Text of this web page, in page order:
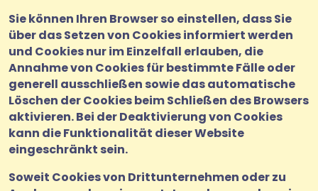
Sie können Ihren Browser so einstellen, dass Sie
über das Setzen von Cookies informiert werden
und Cookies nur im Einzelfall erlauben, die
Annahme von Cookies für bestimmte Fälle oder
generell ausschließen sowie das automatische
Löschen der Cookies beim Schließen des Browsers
aktivieren. Bei der Deaktivierung von Cookies
kann die Funktionalität dieser Website
eingeschränkt sein.
Soweit Cookies von Drittunternehmen oder zu